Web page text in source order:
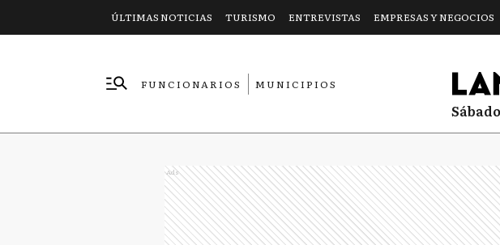
ÚLTIMAS NOTICIAS TURISMO ENTREVISTAS EMPRESAS Y NEGOCIOS
FUNCIONARIOS
MUNICIPIOS
Ads